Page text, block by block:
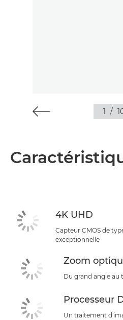
1 /
4K UHD
Capteur CMOS de
exceptionnelle
Zoom
Du grand angle au
Processeur
Un traitement